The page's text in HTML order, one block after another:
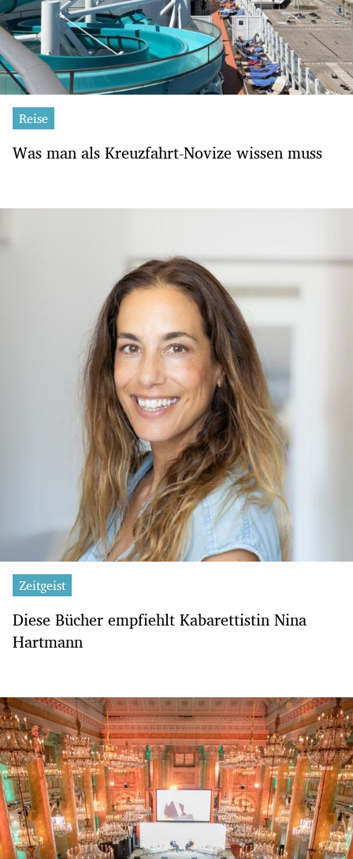
Reise
Was man als Kreuzfahrt-Novize wissen muss
Zeitgeist
Diese Bücher empfiehlt Kabarettistin Nina
Hartmann